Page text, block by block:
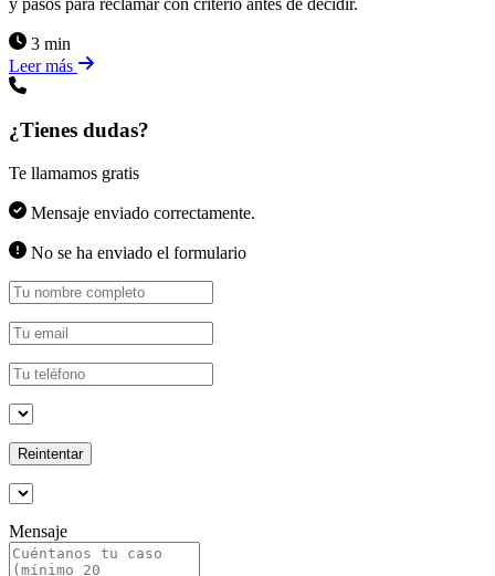
3 min
Leer más
¿Tienes dudas?
Te llamamos gratis
Mensaje enviado correctamente.
No se ha enviado el formulario
Reintentar
Mensaje